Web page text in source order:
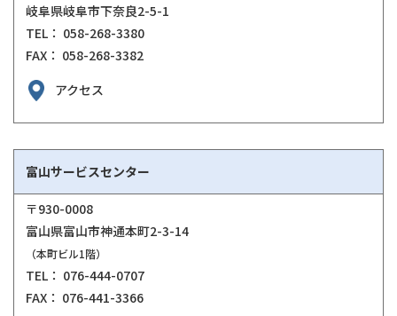
岐阜県岐阜市下奈良2-5-1
TEL： 058-268-3380
FAX： 058-268-3382
アクセス
富山サービスセンター
〒930-0008
富山県富山市神通本町2-3-14
（本町ビル1階）
TEL： 076-444-0707
FAX： 076-441-3366